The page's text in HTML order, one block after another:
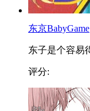
东京BabyGame
东子是个容易
评分: